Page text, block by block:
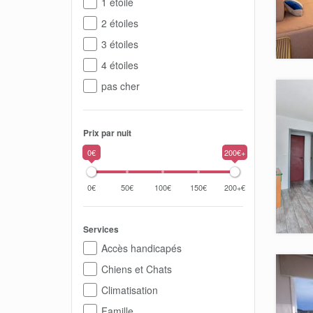
2 étoiles
3 étoiles
4 étoiles
pas cher
Prix par nuit
0€ 50€ 100€ 150€ 200+€
0€ 200€+
Services
Accès handicapés
Chiens et Chats
Climatisation